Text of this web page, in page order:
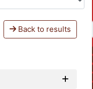
Back to results